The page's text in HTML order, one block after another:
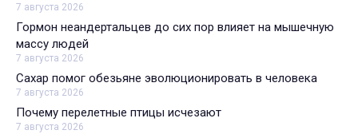
7 августа 2026
Гормон неандертальцев до сих пор влияет на мышечную
массу людей
7 августа 2026
Сахар помог обезьяне эволюционировать в человека
7 августа 2026
Почему перелетные птицы исчезают
7 августа 2026